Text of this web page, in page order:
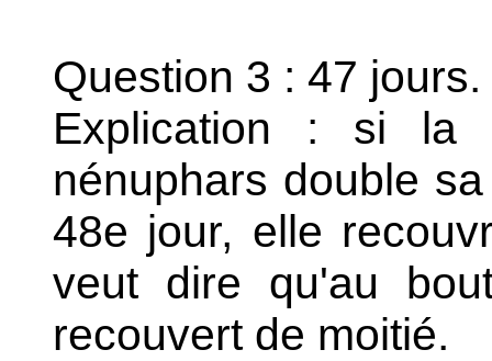
Question 3 : 47 jours.
Explication : si la
nénuphars double
48e jour, elle
veut dire qu'au
recouvert de moitié.